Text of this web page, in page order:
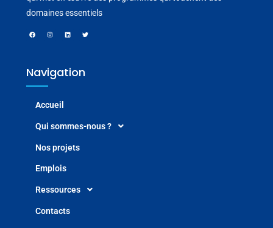
domaines essentiels
Navigation
Accueil
Qui sommes-nous ?
Nos projets
Emplois
Ressources
Contacts